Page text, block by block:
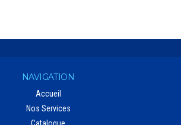
NAVIGATION
Accueil
Nos Services